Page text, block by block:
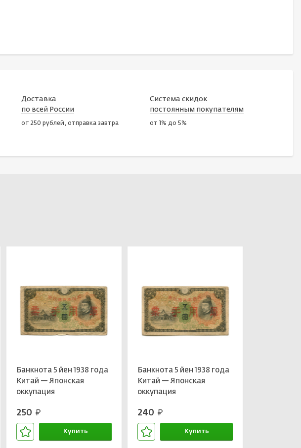
Доставка
по всей России
от 250 рублей, отправка завтра
Система скидок
постоянным покупателям
от 1% до 5%
Банкнота 5 йен 1938 года
Китай — Японская
оккупация
250 руб.
Купить
Банкнота 5 йен 1938 года
Китай — Японская
оккупация
240 руб.
Купить